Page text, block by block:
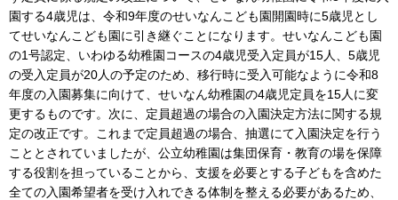
園する4歳児は、令和9年度のせいなんこども園開園時に5歳児とし
てせいなんこども園に引き継ぐことになります。せいなんこども園
の1号認定、いわゆる幼稚園コースの4歳児受入定員が15人、5歳児
の受入定員が20人の予定のため、移行時に受入可能なように令和8
年度の入園募集に向けて、せいなん幼稚園の4歳児定員を15人に変
更するものです。次に、定員超過の場合の入園決定方法に関する規
定の改正です。これまで定員超過の場合、抽選にて入園決定を行う
こととされていましたが、公立幼稚園は集団保育・教育の場を保障
する役割を担っていることから、支援を必要とする子どもを含めた
全ての入園希望者を受け入れできる体制を整える必要があるため、